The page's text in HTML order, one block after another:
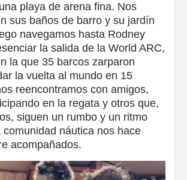
playa de arena fina. Nos
sus baños de barro y su jardín
navegamos hasta Rodney
la salida de la World ARC,
la que 35 barcos zarparon
la vuelta al mundo en 15
reencontramos con amigos,
en la regata y otros que,
siguen un rumbo y un ritmo
comunidad náutica nos hace
acompañados.